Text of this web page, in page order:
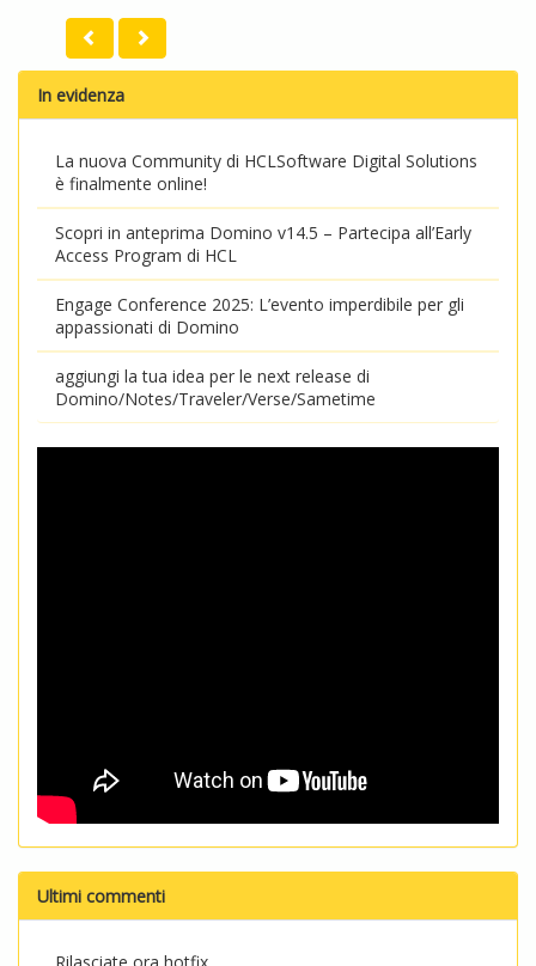
In evidenza
La nuova Community di HCLSoftware Digital Solutions
è finalmente online!
Scopri in anteprima Domino v14.5 – Partecipa all’Early
Access Program di HCL
Engage Conference 2025: L’evento imperdibile per gli
appassionati di Domino
aggiungi la tua idea per le next release di
Domino/Notes/Traveler/Verse/Sametime
Ultimi commenti